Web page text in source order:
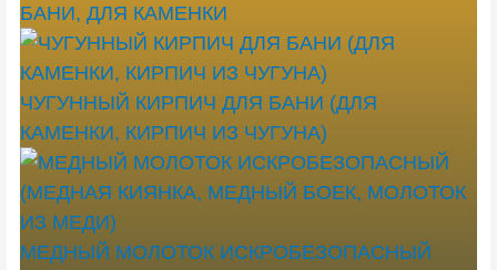
БАНИ, ДЛЯ КАМЕНКИ
ЧУГУННЫЙ КИРПИЧ ДЛЯ БАНИ (ДЛЯ
КАМЕНКИ, КИРПИЧ ИЗ ЧУГУНА)
МЕДНЫЙ МОЛОТОК ИСКРОБЕЗОПАСНЫЙ